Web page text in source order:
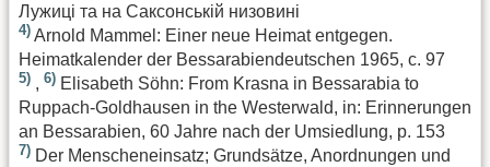
Лужиці та на Саксонській низовині
4) Arnold Mammel: Einer neue Heimat entgegen.
Heimatkalender der Bessarabiendeutschen 1965, с. 97
5) , 6) Elisabeth Söhn: From Krasna in Bessarabia to
Ruppach-Goldhausen in the Westerwald, in: Erinnerungen
an Bessarabien, 60 Jahre nach der Umsiedlung, p. 153
7) Der Menscheneinsatz; Grundsätze, Anordnungen und